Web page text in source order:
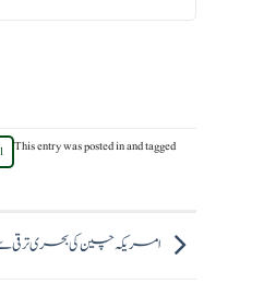
This entry was posted inand tagged
امریکہ چین کی بحری ترقی